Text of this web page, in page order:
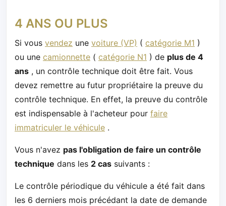
4 ANS OU PLUS
Si vous vendez une voiture (VP) ( catégorie M1 )
ou une camionnette ( catégorie N1 ) de plus de 4
ans , un contrôle technique doit être fait. Vous
devez remettre au futur propriétaire la preuve du
contrôle technique. En effet, la preuve du contrôle
est indispensable à l'acheteur pour faire
immatriculer le véhicule .
Vous n'avez pas l'obligation de faire un contrôle
technique dans les 2 cas suivants :
Le contrôle périodique du véhicule a été fait dans
les 6 derniers mois précédant la date de demande